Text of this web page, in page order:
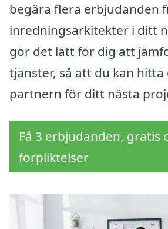
begära flera erbjudanden
inredningsarkitekter i ditt
gör det lätt för dig att
tjänster, så att du kan
partnern för ditt nästa
Få 3 erbjudanden, gratis
förpliktelser